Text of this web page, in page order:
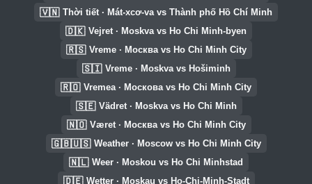
🇻🇳 Thời tiết · Mát-xcơ-va vs Thành phố Hồ Chí Minh
🇩🇰 Vejret · Moskva vs Ho Chi Minh-byen
🇷🇸 Vreme · Москва vs Ho Chi Minh City
🇸🇮 Vreme · Moskva vs Hošiminh
🇷🇴 Vremea · Москова vs Ho Chi Minh City
🇸🇪 Vädret · Moskva vs Ho Chi Minh
🇳🇴 Været · Москва vs Ho Chi Minh City
🇬🇧🇺🇸 Weather · Moscow vs Ho Chi Minh City
🇳🇱 Weer · Moskou vs Ho Chi Minhstad
🇩🇪 Wetter · Moskau vs Ho-Chi-Minh-Stadt